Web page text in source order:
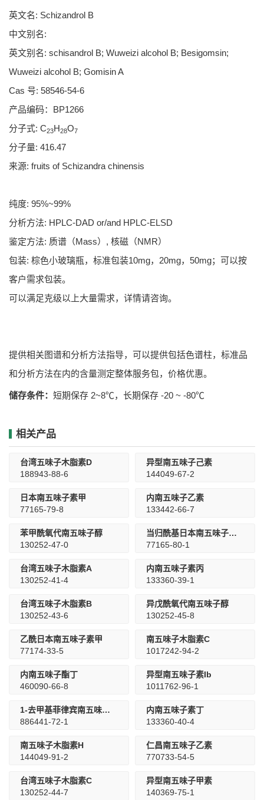
英文名: Schizandrol B
中文别名:
英文别名: schisandrol B; Wuweizi alcohol B; Besigomsin;
Wuweizi alcohol B; Gomisin A
Cas 号: 58546-54-6
产品编码：BP1266
分子式: C23H28O7
分子量: 416.47
来源: fruits of Schizandra chinensis
纯度: 95%~99%
分析方法: HPLC-DAD or/and HPLC-ELSD
鉴定方法: 质谱（Mass）, 核磁（NMR）
包装: 棕色小玻璃瓶，标准包装10mg，20mg，50mg；可以按
客户需求包装。
可以满足克级以上大量需求，详情请咨询。
提供相关图谱和分析方法指导，可以提供包括色谱柱，标准品
和分析方法在内的含量测定整体服务包，价格优惠。
储存条件： 短期保存 2~8℃，长期保存 -20 ~ -80℃
相关产品
台湾五味子木脂素D
188943-88-6
异型南五味子己素
144049-67-2
日本南五味子素甲
77165-79-8
内南五味子乙素
133442-66-7
苯甲酰氧代南五味子醇
130252-47-0
当归酰基日本南五味子素甲
77165-80-1
台湾五味子木脂素A
130252-41-4
内南五味子素丙
133360-39-1
台湾五味子木脂素B
130252-43-6
异戊酰氧代南五味子醇
130252-45-8
乙酰日本南五味子素甲
77174-33-5
南五味子木脂素C
1017242-94-2
内南五味子酯丁
460090-66-8
异型南五味子素Ib
1011762-96-1
1-去甲基菲律宾南五味子素A
886441-72-1
内南五味子素丁
133360-40-4
南五味子木脂素H
144049-91-2
仁昌南五味子乙素
770733-54-5
台湾五味子木脂素C
130252-44-7
异型南五味子甲素
140369-75-1